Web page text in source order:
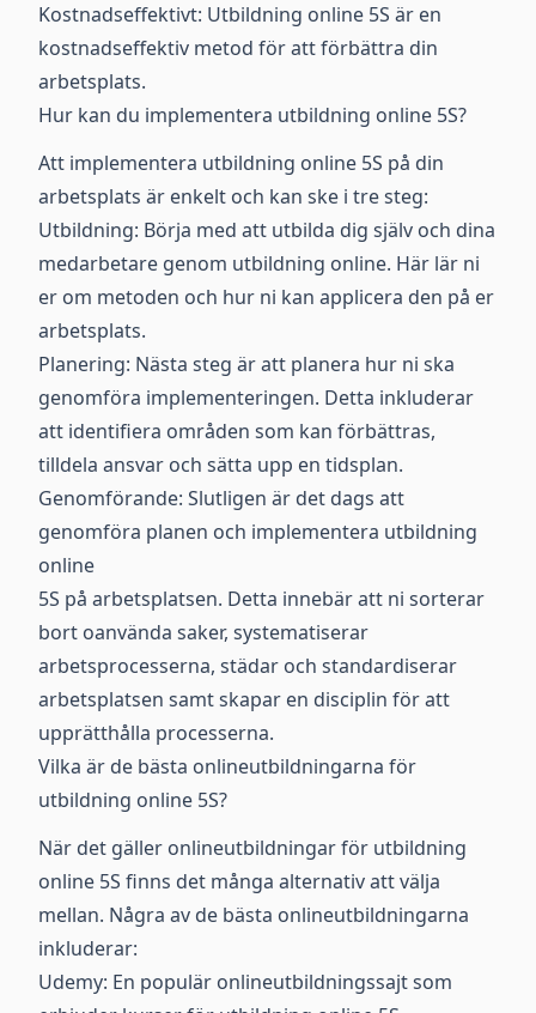
Kostnadseffektivt: Utbildning online 5S är en
kostnadseffektiv metod för att förbättra din
arbetsplats.
Hur kan du implementera utbildning online 5S?
Att implementera utbildning online 5S på din
arbetsplats är enkelt och kan ske i tre steg:
Utbildning: Börja med att utbilda dig själv och dina
medarbetare genom utbildning online. Här lär ni
er om metoden och hur ni kan applicera den på er
arbetsplats.
Planering: Nästa steg är att planera hur ni ska
genomföra implementeringen. Detta inkluderar
att identifiera områden som kan förbättras,
tilldela ansvar och sätta upp en tidsplan.
Genomförande: Slutligen är det dags att
genomföra planen och implementera utbildning
online
5S på arbetsplatsen. Detta innebär att ni sorterar
bort oanvända saker, systematiserar
arbetsprocesserna, städar och standardiserar
arbetsplatsen samt skapar en disciplin för att
upprätthålla processerna.
Vilka är de bästa onlineutbildningarna för
utbildning online 5S?
När det gäller onlineutbildningar för utbildning
online 5S finns det många alternativ att välja
mellan. Några av de bästa onlineutbildningarna
inkluderar:
Udemy: En populär onlineutbildningssajt som